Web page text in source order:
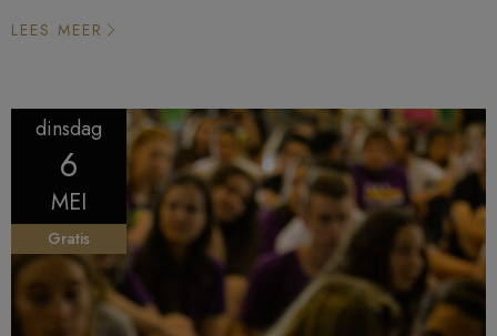
LEES MEER
dinsdag
6
MEI
Gratis